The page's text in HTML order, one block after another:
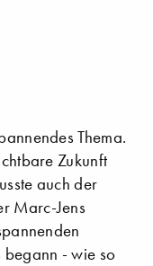
Thema.
Zukunft
auch der
Marc-Jens
begann - wie so